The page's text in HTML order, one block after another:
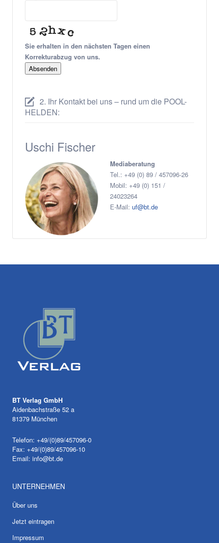
Sie erhalten in den nächsten Tagen einen
Korrekturabzug von uns.
Absenden
2. Ihr Kontakt bei uns – rund um die POOL-
HELDEN:
Uschi Fischer
Mediaberatung
Tel.: +49 (0) 89 / 457096-26
Mobil: +49 (0) 151 /
24023264
E-Mail: uf@bt.de
BT Verlag GmbH
Aidenbachstraße 52 a
81379 München
Telefon: +49/(0)89/457096-0
Fax: +49/(0)89/457096-10
Email: info@bt.de
UNTERNEHMEN
Über uns
Jetzt eintragen
Impressum